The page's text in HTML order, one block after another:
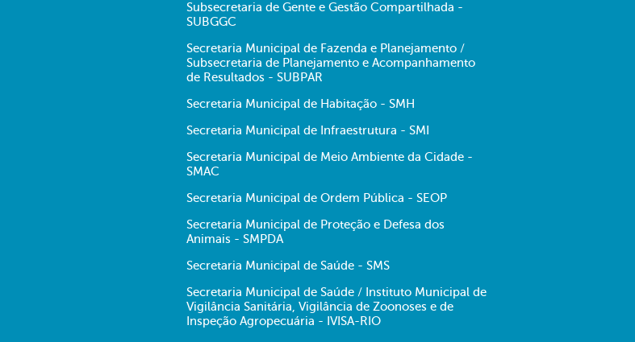
Subsecretaria de Gente e Gestão Compartilhada -
SUBGGC
Secretaria Municipal de Fazenda e Planejamento /
Subsecretaria de Planejamento e Acompanhamento
de Resultados - SUBPAR
Secretaria Municipal de Habitação - SMH
Secretaria Municipal de Infraestrutura - SMI
Secretaria Municipal de Meio Ambiente da Cidade -
SMAC
Secretaria Municipal de Ordem Pública - SEOP
Secretaria Municipal de Proteção e Defesa dos
Animais - SMPDA
Secretaria Municipal de Saúde - SMS
Secretaria Municipal de Saúde / Instituto Municipal de
Vigilância Sanitária, Vigilância de Zoonoses e de
Inspeção Agropecuária - IVISA-RIO